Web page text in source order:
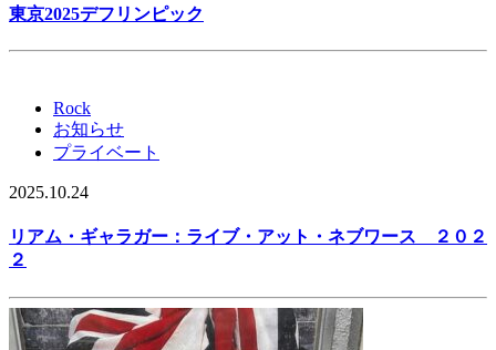
東京2025デフリンピック
Rock
お知らせ
プライベート
2025.10.24
リアム・ギャラガー：ライブ・アット・ネブワース ２０２
２